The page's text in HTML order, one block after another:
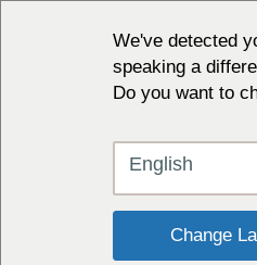
We've detected
speaking a
Do you want to
English
Change